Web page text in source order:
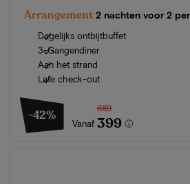
Arrangement 2 nachten voor 2
Dagelijks ontbijtbuffet
3-Gangendiner
Aan het strand
Late check-out
-42%
Vanaf
689
399